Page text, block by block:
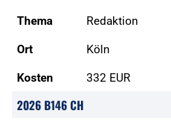
Thema Redaktion
Ort Köln
Kosten 332 EUR
2026 B146 CH